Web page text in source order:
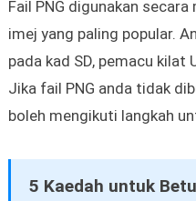
Fail PNG digunakan
imej yang paling popular.
pada kad SD, pemacu kilat
Jika fail PNG anda tidak
boleh mengikuti langkah
5 Kaedah untuk